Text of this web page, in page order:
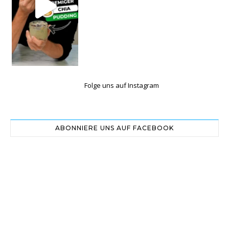
Folge uns auf Instagram
ABONNIERE UNS AUF FACEBOOK